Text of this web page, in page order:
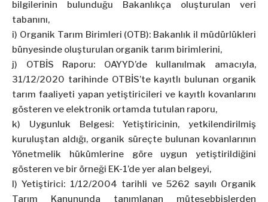
bilgilerinin bulunduğu Bakanlıkça oluşturulan veri
tabanını,
i) Organik Tarım Birimleri (OTB): Bakanlık il müdürlükleri
bünyesinde oluşturulan organik tarım birimlerini,
j) OTBİS Raporu: OAYYD’de kullanılmak amacıyla,
31/12/2020 tarihinde OTBİS’te kayıtlı bulunan organik
tarım faaliyeti yapan yetiştiricileri ve kayıtlı kovanlarını
gösteren ve elektronik ortamda tutulan raporu,
k) Uygunluk Belgesi: Yetiştiricinin, yetkilendirilmiş
kuruluştan aldığı, organik süreçte bulunan kovanlarının
Yönetmelik hükümlerine göre uygun yetiştirildiğini
gösteren ve bir örneği EK-1’de yer alan belgeyi,
l) Yetiştirici: 1/12/2004 tarihli ve 5262 sayılı Organik
Tarım Kanununda tanımlanan müteşebbislerden